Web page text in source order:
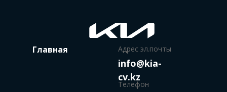
Главная
info@kia-
cv.kz
Адрес эл.почты
Телефон